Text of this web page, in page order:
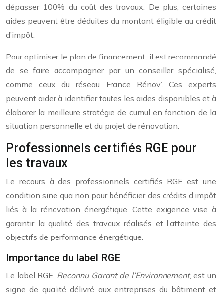
dépasser 100% du coût des travaux. De plus, certaines
aides peuvent être déduites du montant éligible au crédit
d’impôt.
Pour optimiser le plan de financement, il est recommandé
de se faire accompagner par un conseiller spécialisé,
comme ceux du réseau France Rénov’. Ces experts
peuvent aider à identifier toutes les aides disponibles et à
élaborer la meilleure stratégie de cumul en fonction de la
situation personnelle et du projet de rénovation.
Professionnels certifiés RGE pour
les travaux
Le recours à des professionnels certifiés RGE est une
condition sine qua non pour bénéficier des crédits d’impôt
liés à la rénovation énergétique. Cette exigence vise à
garantir la qualité des travaux réalisés et l’atteinte des
objectifs de performance énergétique.
Importance du label RGE
Le label RGE, Reconnu Garant de l’Environnement, est un
signe de qualité délivré aux entreprises du bâtiment et